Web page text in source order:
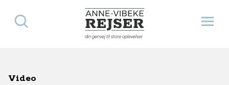
Anne-Vibeke Rejser
din genvej til store oplevelser
Åbn
Søg
Video